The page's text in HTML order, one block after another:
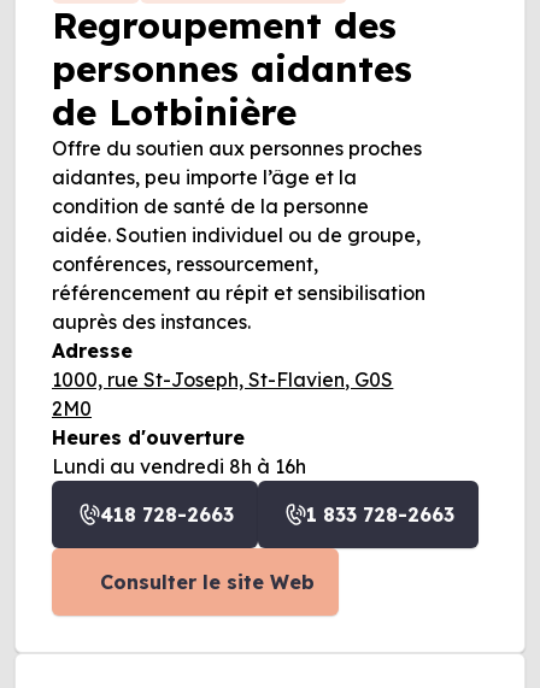
Regroupement des
personnes aidantes
de Lotbinière
Offre du soutien aux personnes proches
aidantes, peu importe l’âge et la
condition de santé de la personne
aidée. Soutien individuel ou de groupe,
conférences, ressourcement,
référencement au répit et sensibilisation
auprès des instances.
Adresse
1000, rue St-Joseph, St-Flavien, G0S
2M0
Heures d'ouverture
Lundi au vendredi 8h à 16h
418 728-2663
1 833 728-2663
Consulter le site Web